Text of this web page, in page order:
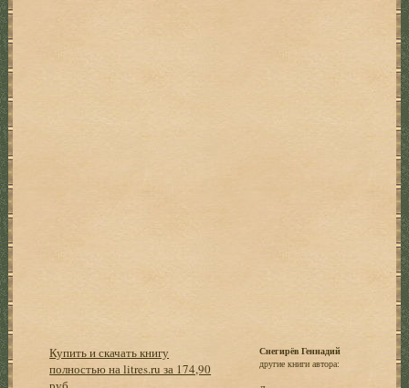
Купить и скачать книгу
полностью на litres.ru за 174,90
Снегирёв Геннадий
другие книги автора: